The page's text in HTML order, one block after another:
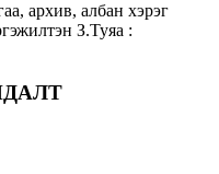
архив, албан хэрэг
З.Туяа :